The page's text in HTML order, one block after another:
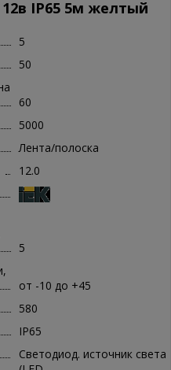
12в IP65 5м желтый
5
50
60
5000
Лента/полоска
12.0
5
от -10 до +45
580
IP65
Светодиод. источник света